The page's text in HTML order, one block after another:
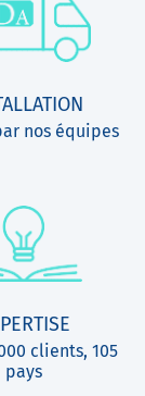
nos équipes
clients, 105
pays